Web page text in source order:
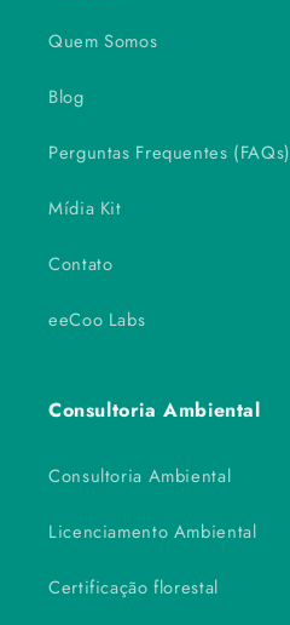
Quem Somos
Blog
Perguntas Frequentes (FAQs)
Mídia Kit
Contato
eeCoo Labs
Consultoria Ambiental
Consultoria Ambiental
Licenciamento Ambiental
Certificação florestal